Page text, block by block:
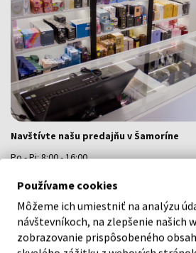
Navštívte našu predajňu v Šamoríne
Po - Pi: 8:00 - 16:00
Na Bratislavskej 64/76, Šamorín, 931 01
VŠETKO O NÁKUPE
Používame cookies
Môžeme ich umiestniť na analýzu
návštevníkoch, na zlepšenie našich
zobrazovanie prispôsobeného